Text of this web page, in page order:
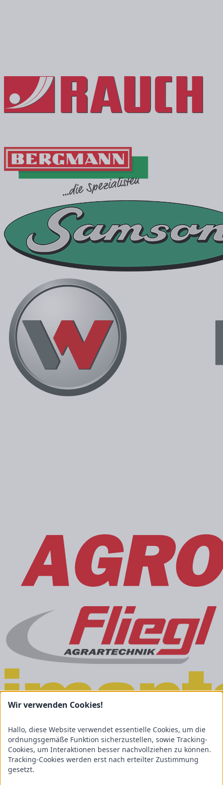
Wir verwenden Cookies!
Hallo, diese Website verwendet essentielle Cookies, um die
ordnungsgemäße Funktion sicherzustellen, sowie Tracking-
Cookies, um Interaktionen besser nachvollziehen zu können.
Tracking-Cookies werden erst nach erteilter Zustimmung
gesetzt.